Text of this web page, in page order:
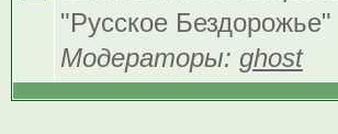
"Русское Бездорожье"
Модераторы: ghost